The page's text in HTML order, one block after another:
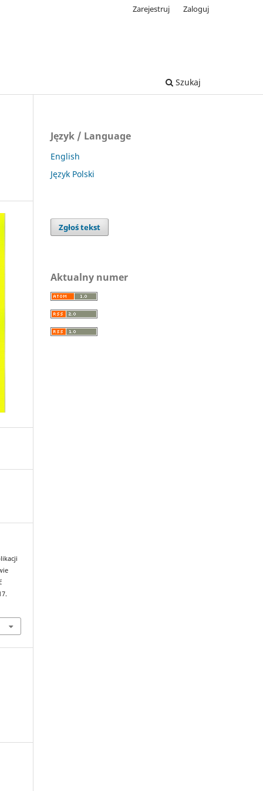
Szukaj
Zarejestruj Zaloguj
Język / Language
English
Język Polski
Zgłoś tekst
Aktualny numer